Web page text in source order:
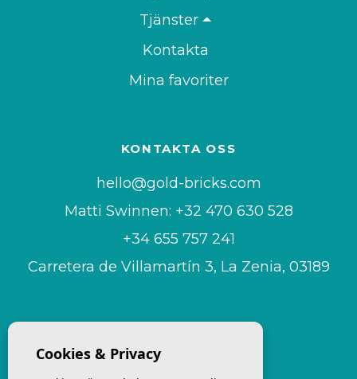
Tjänster
Kontakta
Mina favoriter
KONTAKTA OSS
hello@gold-bricks.com
Matti Swinnen: +32 470 630 528
+34 655 757 241
Carretera de Villamartín 3, La Zenia, 03189
Youtube
Cookies & Privacy